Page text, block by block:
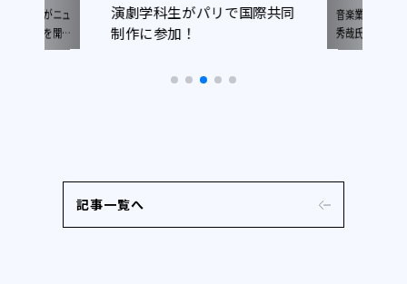
准教授がニュ
写真展を開催
演劇学科生がパリで国際共同
制作に参加！
音楽業界の最
秀哉氏
サー)による特
記事一覧へ